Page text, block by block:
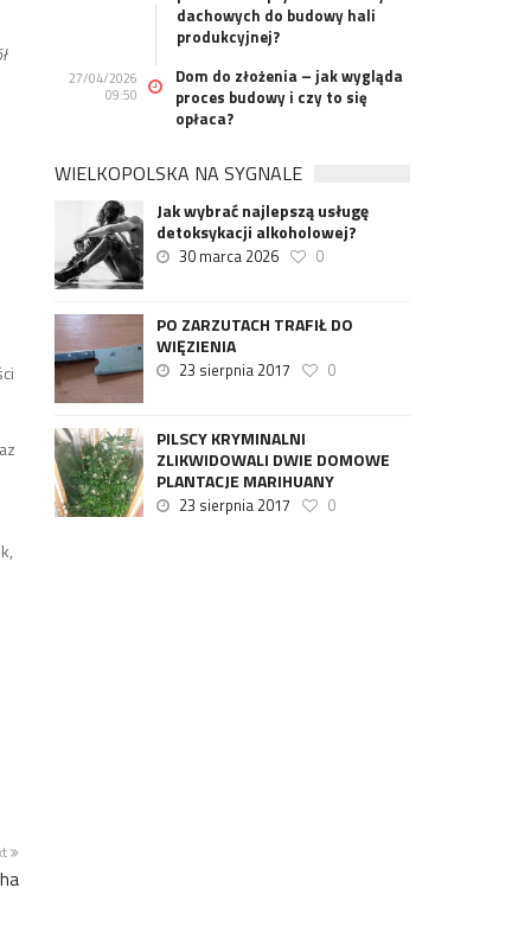
dachowych do budowy hali
produkcyjnej?
27/04/2026
09:50
Dom do złożenia – jak wygląda
proces budowy i czy to się
opłaca?
WIELKOPOLSKA NA SYGNALE
Jak wybrać najlepszą usługę
detoksykacji alkoholowej?
30 marca 2026 0
PO ZARZUTACH TRAFIŁ DO
WIĘZIENIA
23 sierpnia 2017 0
PILSCY KRYMINALNI
ZLIKWIDOWALI DWIE DOMOWE
PLANTACJE MARIHUANY
23 sierpnia 2017 0